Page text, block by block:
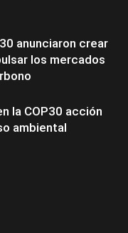
anunciaron crear
los mercados
la COP30 acción
ambiental